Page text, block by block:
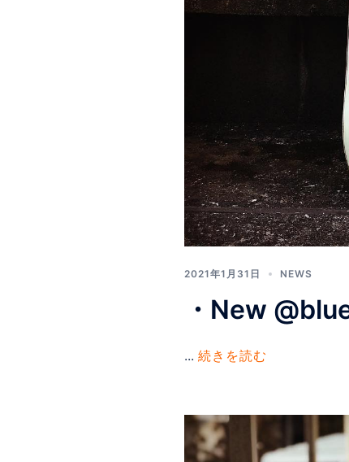
2021年1月31日 NEWS
・New
... 続きを読む